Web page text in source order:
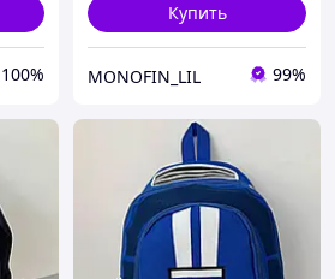
100%
Купить
MONOFIN_LIL 99%